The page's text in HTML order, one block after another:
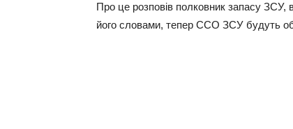
Про це розповів полковник запасу ЗСУ,
його словами, тепер ССО ЗСУ будуть